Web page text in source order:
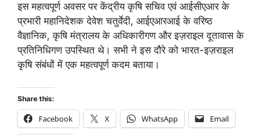
इस महत्वपूर्ण अवसर पर केंद्रीय कृषि सचिव एवं आईसीएआर के
प्रभारी महानिदेशक देवेश चतुर्वेदी, आईएआरआई के वरिष्ठ
वैज्ञानिक, कृषि मंत्रालय के अधिकारीगण और इज़राइल दूतावास के
प्रतिनिधिगण उपस्थित थे। सभी ने इस दौरे को भारत-इज़राइल
कृषि संबंधों में एक महत्वपूर्ण कदम बताया।
Share this:
Facebook X WhatsApp Email